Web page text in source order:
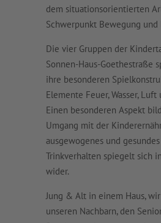
dem situationsorientierten
Schwerpunkt Bewegung und
Die vier Gruppen der
Sonnen-Haus-Goethestraße
ihre besonderen
Elemente Feuer, Wasser,
Einen besonderen Aspekt
Umgang mit der
ausgewogenes und gesundes
Trinkverhalten spiegelt sich
wider.
Jung & Alt in einem Haus,
unseren Nachbarn, den